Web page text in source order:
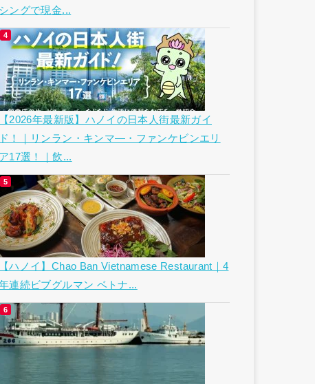
シングで現金...
【2026年最新版】ハノイの日本人街最新ガイ
ド！｜リンラン・キンマ―・ファンケビンエリ
ア17選！｜飲...
【ハノイ】Chao Ban Vietnamese Restaurant｜4
連続ビブグルマン ベトナ...